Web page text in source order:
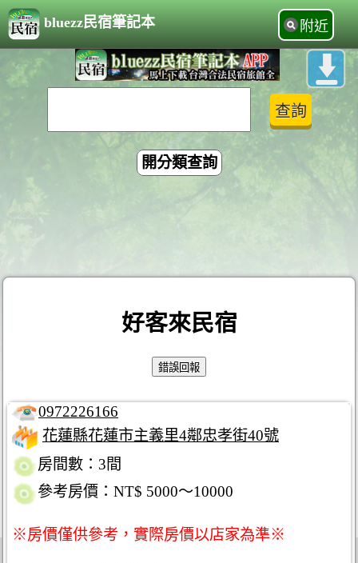
bluezz民宿筆記本 附近
開分類查詢
好客來民宿
0972226166
花蓮縣花蓮市主義里4鄰忠孝街40號
房間數：3間
參考房價：NT$ 5000～10000
※房價僅供參考，實際房價以店家為準※